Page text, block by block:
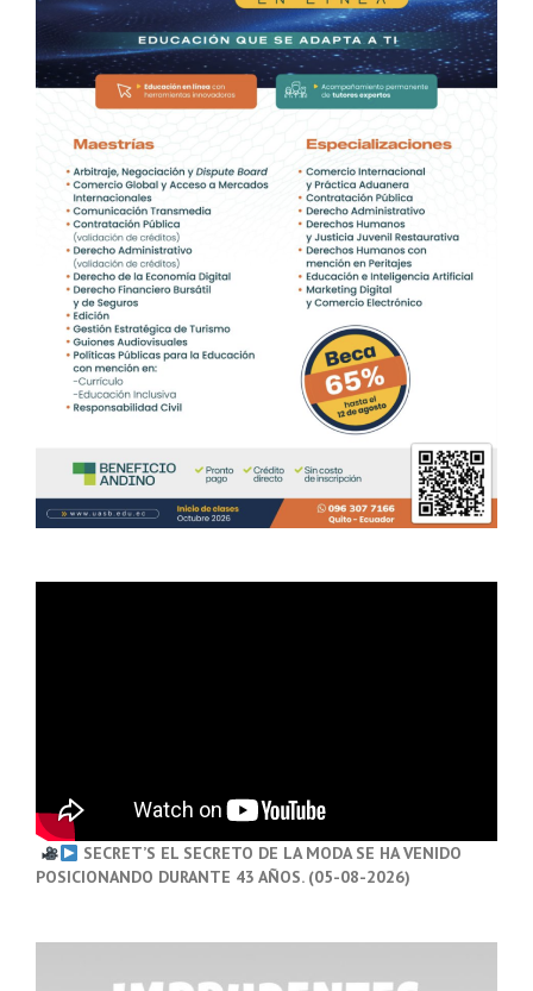
SECRET’S EL SECRETO DE LA MODA SE HA VENIDO
POSICIONANDO DURANTE 43 AÑOS. (05-08-2026)